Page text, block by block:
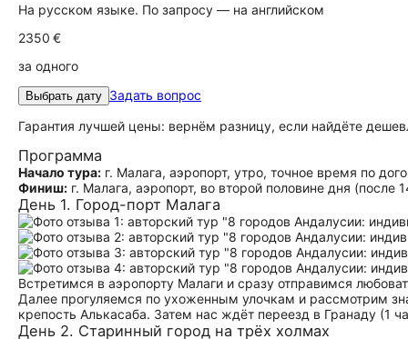
На русском языке. По запросу — на английском
2350 €
за одного
Выбрать дату Задать вопрос
Гарантия лучшей цены: вернём разницу, если найдёте
Программа
Начало тура: г. Малага, аэропорт, утро, точное время по
Финиш: г. Малага, аэропорт, во второй половине дня (после
День 1. Город-порт Малага
Встретимся в аэропорту Малаги и сразу отправимся
Далее прогуляемся по ухоженным улочкам и рассмотрим
крепость Алькасаба. Затем нас ждёт переезд в Гранаду (1
День 2. Старинный город на трёх холмах